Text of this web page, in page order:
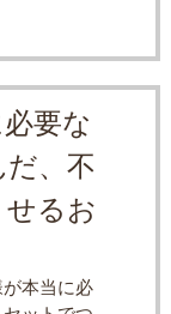
要な
だ、不
るお
本当に必